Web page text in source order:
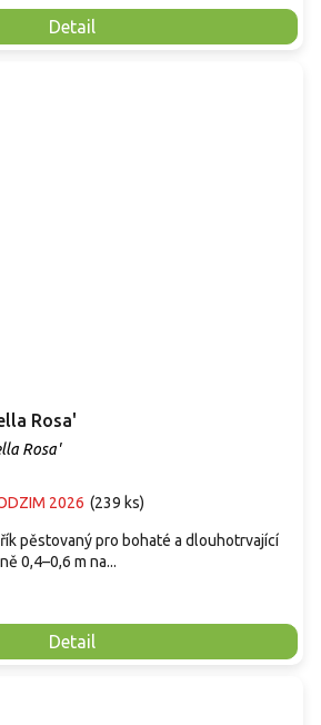
Detail
Rosa'
Rosa'
2026 (239 ks)
Detail
pěstovaný pro bohaté a dlouhotrvající
0,4–0,6 m na...